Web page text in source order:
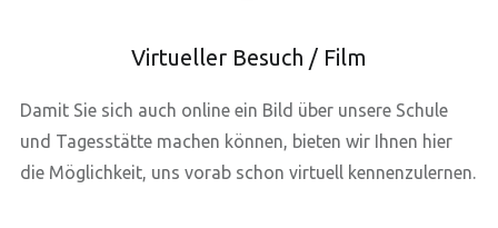
Virtueller Besuch / Film
Damit Sie sich auch online ein Bild über unsere Schule
und Tagesstätte machen können, bieten wir Ihnen hier
die Möglichkeit, uns vorab schon virtuell kennenzulernen.